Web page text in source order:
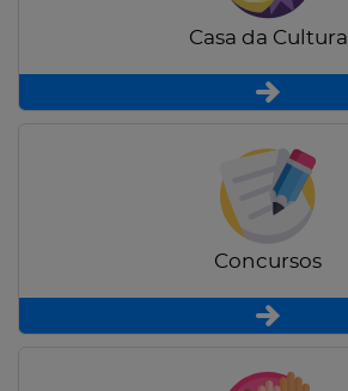
Casa da Cultura
Concursos